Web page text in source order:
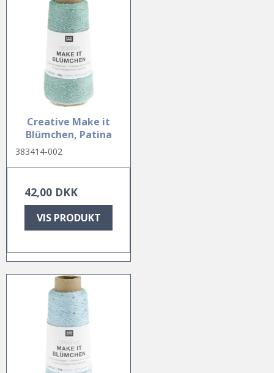
Creative Make it
Blümchen, Patina
383414-002
42,00 DKK
VIS PRODUKT